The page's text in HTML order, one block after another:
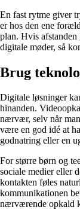
En fast rytme giver
er hos den ene
plan. Hvis
digitale møder, så
Brug
Digitale løsninger
hinanden.
nærvær, selv når
være en god idé at
godnatring eller en
For større børn og
sociale medier eller
kontakten føles
kommunikationen
nærværende opkald